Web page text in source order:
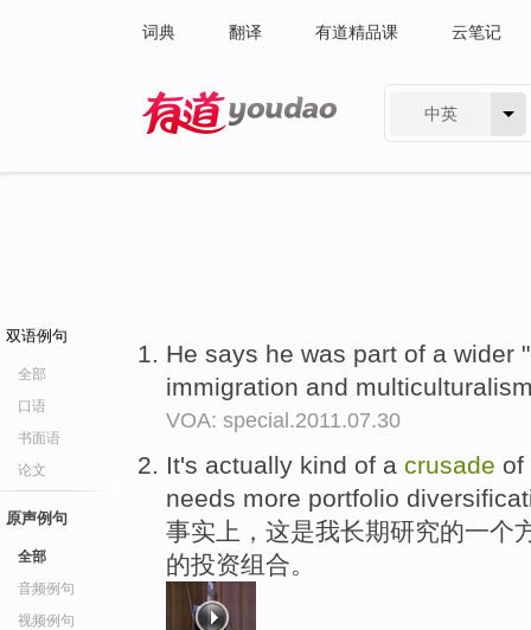
词典 翻译 有道精品课 云笔记
中英
双语例句
全部
口语
书面语
论文
原声例句
全部
音频例句
视频例句
He says he was part of a wider "
immigration and
VOA: special.2011.07.30
It's actually kind of a crusade of
needs more portfolio
事实上，这是我长期研究的一个
的投资组合。